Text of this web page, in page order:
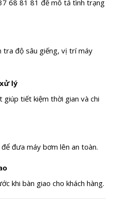
68 81 81 để mô tả tình trạng
tra độ sâu giếng, vị trí máy
lý
giúp tiết kiệm thời gian và chi
đưa máy bơm lên an toàn.
khi bàn giao cho khách hàng.